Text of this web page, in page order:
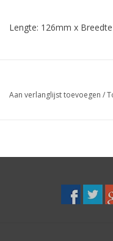
Lengte: 126mm x
Aan verlanglijst toevoegen /